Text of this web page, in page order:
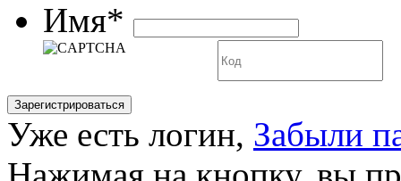
Имя*
Уже есть логин, Забыли